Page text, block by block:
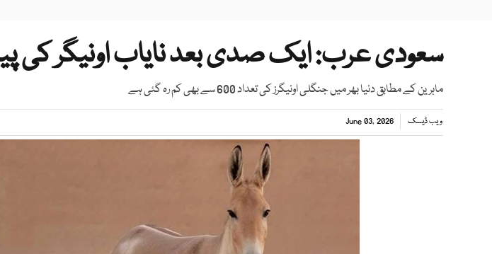
سعودی عرب: ایک صدی بعد نایاب اونیگر کی
ماہرین کے مطابق دنیا بھر میں جنگلی اونیگرز کی تعداد 600 سے بھی کم رہ گئی ہے
ویب ڈیسک June 03, 2026